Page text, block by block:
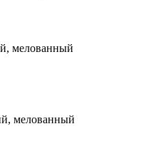
мелованный
мелованный